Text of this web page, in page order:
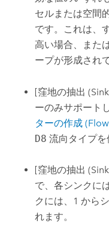
セルまたは空間
です。これは、
高い場合、また
ープが形成され
[窪地の抽出
ーのみサポート
ターの作成
D8 流向タイプを
[窪地の抽出
で、各シンクに
クには、1 から
れます。